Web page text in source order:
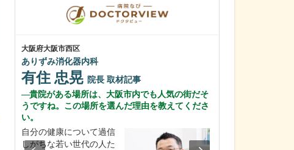
大阪府大阪市西区
ありずみ消化器内科
有住 忠晃 院長 取材記事
貴院がある場所は、大阪市内でも人気の街だそ
うですね。この場所を選んだ理由を教えてくださ
い。
自分の健康について過信
しがちな若い世代の人た